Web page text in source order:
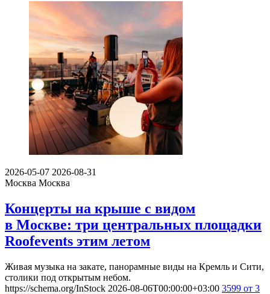
2026-05-07 2026-08-31
Москва Москва
Концерты на крыше с видом
в Москве: три центральных площадки
Roofevents этим летом
Живая музыка на закате, панорамные виды на Кремль и Сити,
столики под открытым небом.
https://schema.org/InStock 2026-08-06T00:00:00+03:00 3599 от 3